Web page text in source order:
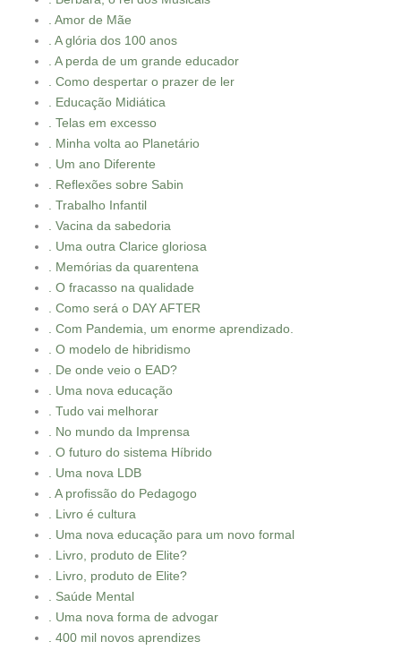
. Amor de Mãe
. A glória dos 100 anos
. A perda de um grande educador
. Como despertar o prazer de ler
. Educação Midiática
. Telas em excesso
. Minha volta ao Planetário
. Um ano Diferente
. Reflexões sobre Sabin
. Trabalho Infantil
. Vacina da sabedoria
. Uma outra Clarice gloriosa
. Memórias da quarentena
. O fracasso na qualidade
. Como será o DAY AFTER
. Com Pandemia, um enorme aprendizado.
. O modelo de hibridismo
. De onde veio o EAD?
. Uma nova educação
. Tudo vai melhorar
. No mundo da Imprensa
. O futuro do sistema Híbrido
. Uma nova LDB
. A profissão do Pedagogo
. Livro é cultura
. Uma nova educação para um novo formal
. Livro, produto de Elite?
. Livro, produto de Elite?
. Saúde Mental
. Uma nova forma de advogar
. 400 mil novos aprendizes